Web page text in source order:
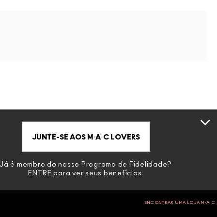
JUNTE-SE AOS M·A·C LOVERS
Já é membro do nosso Programa de Fidelidade?
ENTREpara ver seus benefícios.
ENCONTRAR UMA LOJA M∙A∙C